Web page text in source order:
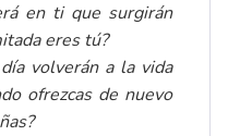
en ti que surgirán
eres tú?
volverán a la vida
ofrezcas de nuevo